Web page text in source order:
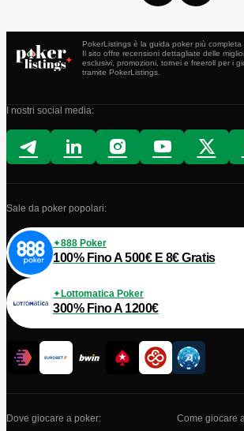
PokerListings è la guida poker più completa
Il sito offre recensioni dettagliate delle
esclusivi, promozioni, tornei e freeroll per i
tramite PokerListings.
I nostri social media:
Sale da poker popolari:
888 Poker
100% Fino A 500€ E 8€ Gratis
Lottomatica Poker
300% Fino A 1200€
Dove giocare a poker: Come giocare